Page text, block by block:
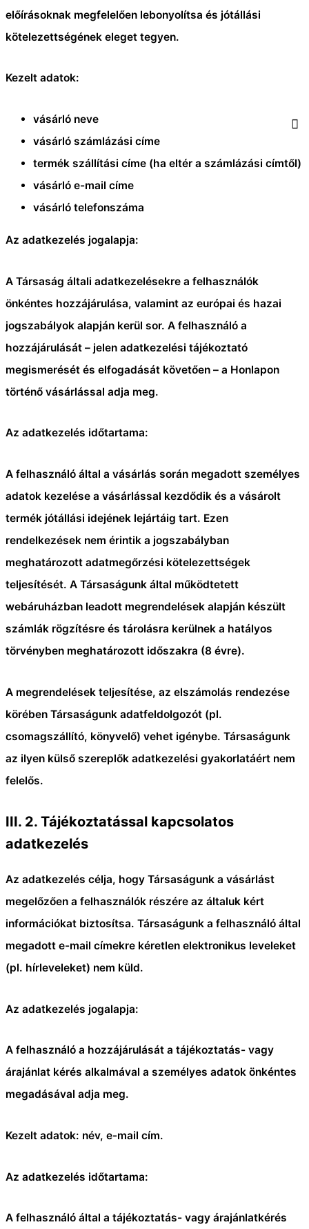
előírásoknak megfelelően lebonyolítsa és jótállási
kötelezettségének eleget tegyen.
Kezelt adatok:
vásárló neve
vásárló számlázási címe
termék szállítási címe (ha eltér a számlázási címtől)
vásárló e-mail címe
vásárló telefonszáma
Az adatkezelés jogalapja:
A Társaság általi adatkezelésekre a felhasználók
önkéntes hozzájárulása, valamint az európai és hazai
jogszabályok alapján kerül sor. A felhasználó a
hozzájárulását – jelen adatkezelési tájékoztató
megismerését és elfogadását követően – a Honlapon
történő vásárlással adja meg.
Az adatkezelés időtartama:
A felhasználó által a vásárlás során megadott személyes
adatok kezelése a vásárlással kezdődik és a vásárolt
termék jótállási idejének lejártáig tart. Ezen
rendelkezések nem érintik a jogszabályban
meghatározott adatmegőrzési kötelezettségek
teljesítését. A Társaságunk által működtetett
webáruházban leadott megrendelések alapján készült
számlák rögzítésre és tárolásra kerülnek a hatályos
törvényben meghatározott időszakra (8 évre).
A megrendelések teljesítése, az elszámolás rendezése
körében Társaságunk adatfeldolgozót (pl.
csomagszállító, könyvelő) vehet igénybe. Társaságunk
az ilyen külső szereplők adatkezelési gyakorlatáért nem
felelős.
III. 2. Tájékoztatással kapcsolatos
adatkezelés
Az adatkezelés célja, hogy Társaságunk a vásárlást
megelőzően a felhasználók részére az általuk kért
információkat biztosítsa. Társaságunk a felhasználó által
megadott e-mail címekre kéretlen elektronikus leveleket
(pl. hírleveleket) nem küld.
Az adatkezelés jogalapja:
A felhasználó a hozzájárulását a tájékoztatás- vagy
árajánlat kérés alkalmával a személyes adatok önkéntes
megadásával adja meg.
Kezelt adatok: név, e-mail cím.
Az adatkezelés időtartama:
A felhasználó által a tájékoztatás- vagy árajánlatkérés